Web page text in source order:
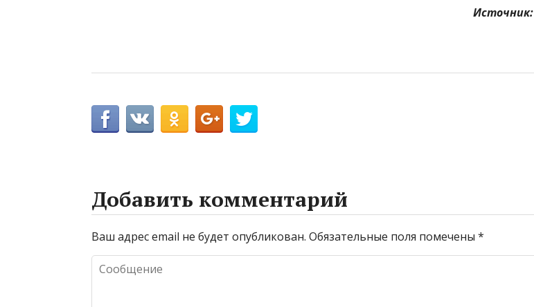
Источник:
Добавить комментарий
Ваш адрес email не будет опубликован. Обязательные поля помечены *